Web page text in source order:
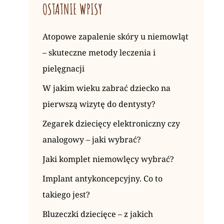
OSTATNIE WPISY
Atopowe zapalenie skóry u niemowląt
– skuteczne metody leczenia i
pielęgnacji
W jakim wieku zabrać dziecko na
pierwszą wizytę do dentysty?
Zegarek dziecięcy elektroniczny czy
analogowy – jaki wybrać?
Jaki komplet niemowlęcy wybrać?
Implant antykoncepcyjny. Co to
takiego jest?
Bluzeczki dziecięce – z jakich